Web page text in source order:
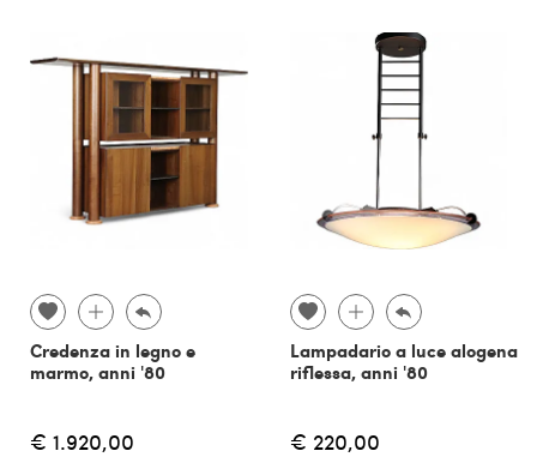
Credenza in legno e
marmo, anni '80
€ 1.920,00
Lampadario a luce alogena
riflessa, anni '80
€ 220,00